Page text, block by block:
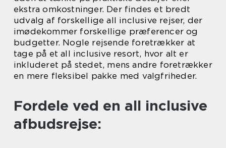
ekstra omkostninger. Der findes et bredt
udvalg af forskellige all inclusive rejser, der
imødekommer forskellige præferencer og
budgetter. Nogle rejsende foretrækker at
tage på et all inclusive resort, hvor alt er
inkluderet på stedet, mens andre foretrækker
en mere fleksibel pakke med valgfriheder.
Fordele ved en all inclusive
afbudsrejse: